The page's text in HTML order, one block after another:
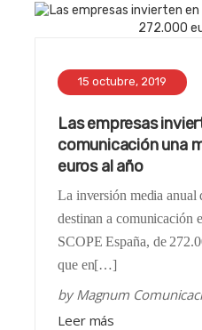
15 octubre, 2019
Las empresas
comunicación una
euros al año
La inversión media anual
destinan a comunicación
SCOPE España, de
que en[…]
byMagnum
Leer más